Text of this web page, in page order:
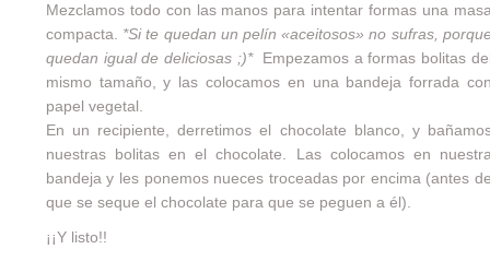
Mezclamos todo con las manos para intentar formas una
compacta.
*Si te quedan un pelín «aceitosos» no sufras,
quedan igual de deliciosas ;)* Empezamos a formas bolitas
mismo tamaño, y las colocamos en una bandeja forrada
papel vegetal.
En un recipiente, derretimos el chocolate blanco, y
nuestras bolitas en el chocolate. Las colocamos en
bandeja y les ponemos nueces troceadas por encima (antes
que se seque el chocolate para que se peguen a él).
¡¡Y listo!!